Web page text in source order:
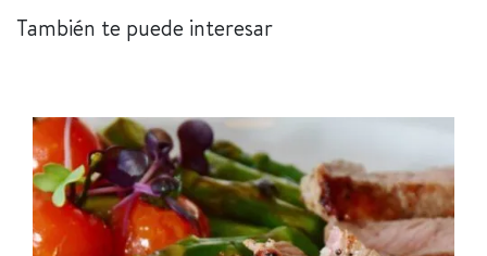
También te puede interesar